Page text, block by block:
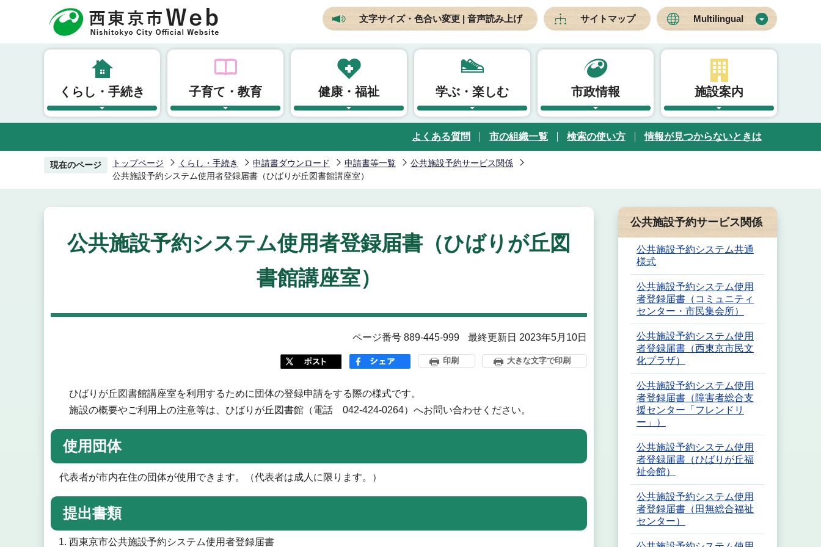
頭
文字サイズ・色合い変更 | 音声読み上げ サイトマップ Multilingual
くらし・手続き 子育て・教育 健康・福祉 学ぶ・楽しむ 市政情報 施設案内
よくある質問 市の組織一覧 検索の使い方 情報が見つからないときは
現在のページ トップページ くらし・手続き 申請書ダウンロード 申請書等一覧
公共施設予約サービス関係
公共施設予約システム使用者登録届書（ひばりが丘図書館講座室）
公共施設予約システム使用者登録届書（ひばりが丘図
書館講座室）
ページ番号 889-445-999 最終更新日 2023年5月10日
印刷 大きな文字で印刷
ひばりが丘図書館講座室を利用するために団体の登録申請をする際の様式です。
施設の概要やご利用上の注意等は、ひばりが丘図書館（電話 042-424-0264）へお問い合わせください。
使用団体
代表者が市内在住の団体が使用できます。（代表者は成人に限ります。）
提出書類
西東京市公共施設予約システム使用者登録届書
公共施設予約サービス関係
公共施設予約システム共通
様式
公共施設予約システム使用
者登録届書（コミュニティ
センター・市民集会所）
公共施設予約システム使用
者登録届書（西東京市民文
化プラザ）
公共施設予約システム使用
者登録届書（障害者総合支
援センター「フレンドリ
ー」）
公共施設予約システム使用
者登録届書（ひばりが丘福
祉会館）
公共施設予約システム使用
者登録届書（田無総合福祉
センター）